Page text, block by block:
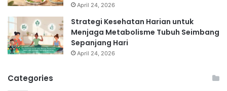
April 24, 2026
Strategi Kesehatan Harian untuk
Menjaga Metabolisme Tubuh Seimbang
Sepanjang Hari
April 24, 2026
Categories